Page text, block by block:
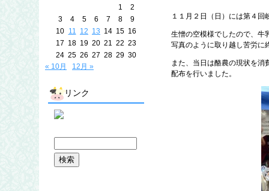
１１月２日（日）には第４
生憎の空模様でしたので、牛
写真のように取り越し苦労
また、当日は酪農の現状を
配布を行いました。
1
2
3
4 5 6 7 8
9
10 11 12 13 14 15 16
17 18 19 20 21 22 23
24 25 26 27 28 29 30
« 10月
12月 »
リンク